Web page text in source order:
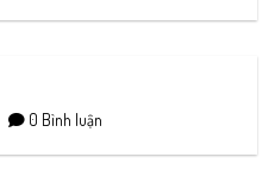
0 Bình luận